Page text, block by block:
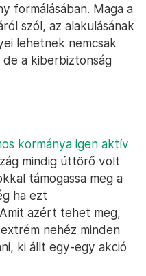
formálásában. Maga a
szól, az alakulásának
lehetnek nemcsak
de a kiberbiztonság
kormánya igen aktív
mindig úttörő volt
támogassa meg a
ha ezt
azért tehet meg,
nehéz minden
ki állt egy-egy akció